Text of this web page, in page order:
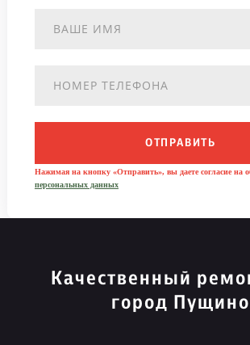
ОТПРАВИТЬ
Нажимая на кнопку «Отправить», вы даете согласие на
персональных данных
Качественный
город Пущино